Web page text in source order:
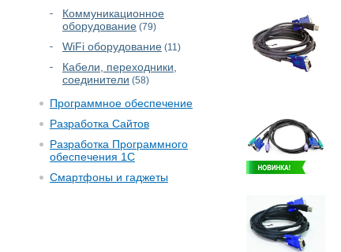
Коммуникационное
оборудование (79)
WiFi оборудование (11)
Кабели, переходники,
соединители (58)
Программное обеспечение
Разработка Сайтов
Разработка Программного
обеспечения 1С
Смартфоны и гаджеты